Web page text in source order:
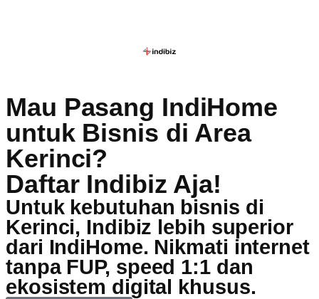
Mau Pasang IndiHome
untuk Bisnis di Area
Kerinci?
Daftar Indibiz Aja!
Untuk kebutuhan bisnis di
Kerinci, Indibiz lebih superior
dari IndiHome. Nikmati internet
tanpa FUP, speed 1:1 dan
ekosistem digital khusus.